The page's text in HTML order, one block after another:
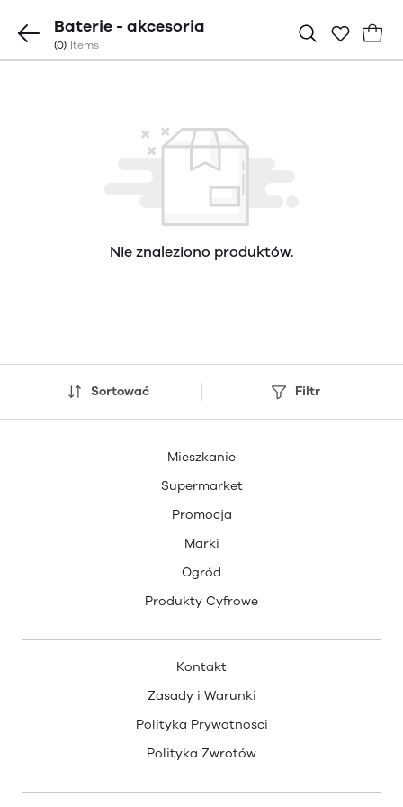
Baterie - akcesoria
(0) Items
Nie znaleziono produktów.
Sortować Filtr
Mieszkanie
Supermarket
Promocja
Marki
Ogród
Produkty Cyfrowe
Kontakt
Zasady i Warunki
Polityka Prywatności
Polityka Zwrotów